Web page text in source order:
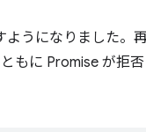
ようになりました。
もに Promise が拒